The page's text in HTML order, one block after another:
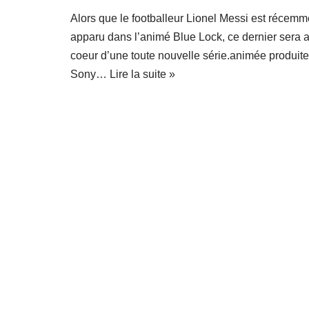
Alors que le footballeur Lionel Messi est
apparu dans l’animé Blue Lock, ce dernier sera
coeur d’une toute nouvelle série.animée
Sony… Lire la suite »